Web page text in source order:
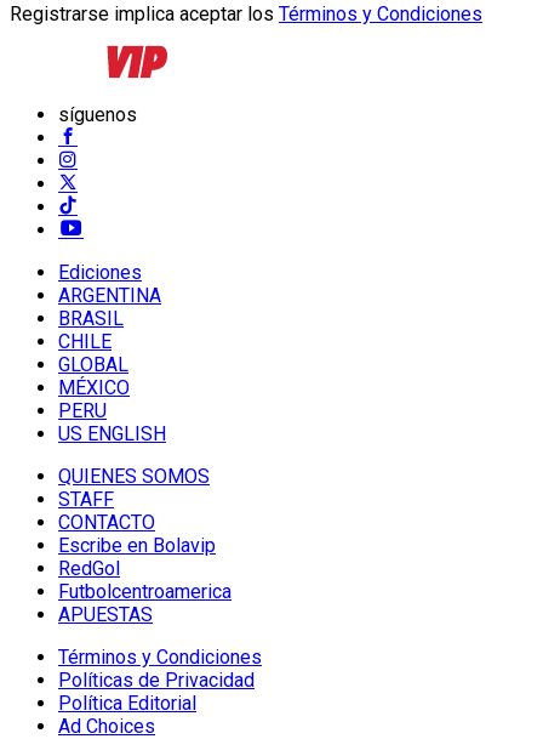
Registrarse implica aceptar los Términos y Condiciones
síguenos
Ediciones
ARGENTINA
BRASIL
CHILE
GLOBAL
MÉXICO
PERU
US ENGLISH
QUIENES SOMOS
STAFF
CONTACTO
Escribe en Bolavip
RedGol
Futbolcentroamerica
APUESTAS
Términos y Condiciones
Políticas de Privacidad
Política Editorial
Ad Choices